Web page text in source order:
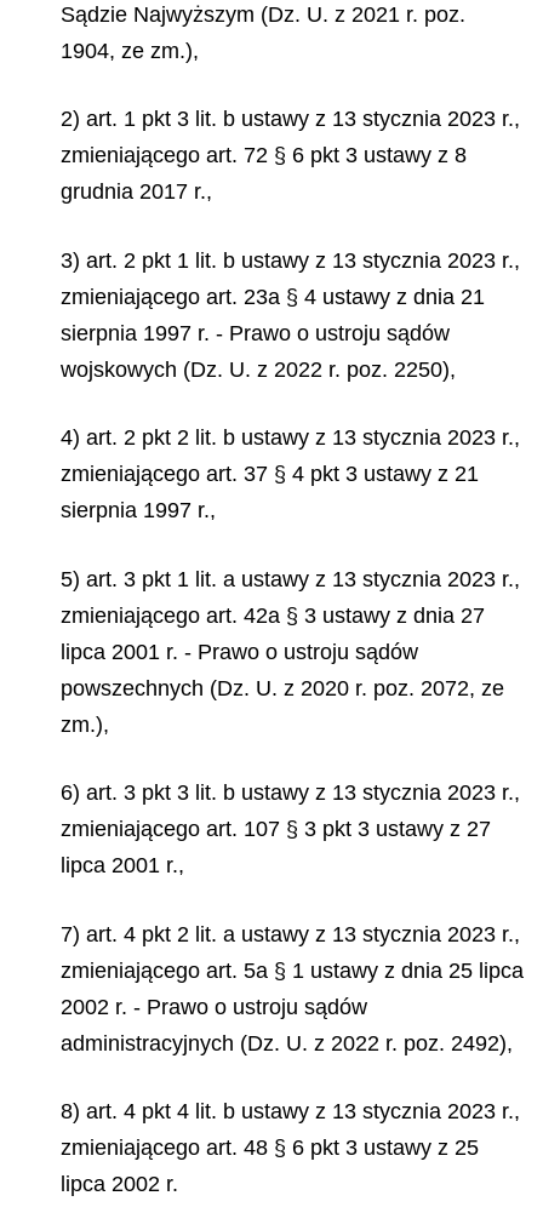
Sądzie Najwyższym (Dz. U. z 2021 r. poz.
1904, ze zm.),
2) art. 1 pkt 3 lit. b ustawy z 13 stycznia 2023 r.,
zmieniającego art. 72 § 6 pkt 3 ustawy z 8
grudnia 2017 r.,
3) art. 2 pkt 1 lit. b ustawy z 13 stycznia 2023 r.,
zmieniającego art. 23a § 4 ustawy z dnia 21
sierpnia 1997 r. - Prawo o ustroju sądów
wojskowych (Dz. U. z 2022 r. poz. 2250),
4) art. 2 pkt 2 lit. b ustawy z 13 stycznia 2023 r.,
zmieniającego art. 37 § 4 pkt 3 ustawy z 21
sierpnia 1997 r.,
5) art. 3 pkt 1 lit. a ustawy z 13 stycznia 2023 r.,
zmieniającego art. 42a § 3 ustawy z dnia 27
lipca 2001 r. - Prawo o ustroju sądów
powszechnych (Dz. U. z 2020 r. poz. 2072, ze
zm.),
6) art. 3 pkt 3 lit. b ustawy z 13 stycznia 2023 r.,
zmieniającego art. 107 § 3 pkt 3 ustawy z 27
lipca 2001 r.,
7) art. 4 pkt 2 lit. a ustawy z 13 stycznia 2023 r.,
zmieniającego art. 5a § 1 ustawy z dnia 25 lipca
2002 r. - Prawo o ustroju sądów
administracyjnych (Dz. U. z 2022 r. poz. 2492),
8) art. 4 pkt 4 lit. b ustawy z 13 stycznia 2023 r.,
zmieniającego art. 48 § 6 pkt 3 ustawy z 25
lipca 2002 r.